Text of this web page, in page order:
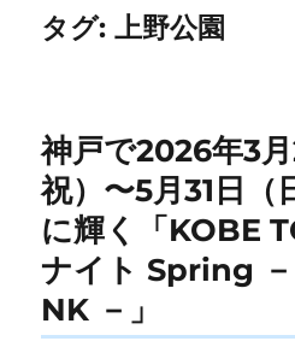
タグ:上野公園
神戸で2026年3
祝）〜5月31日（
に輝く「KOBE
ナイト Spring
NK －」